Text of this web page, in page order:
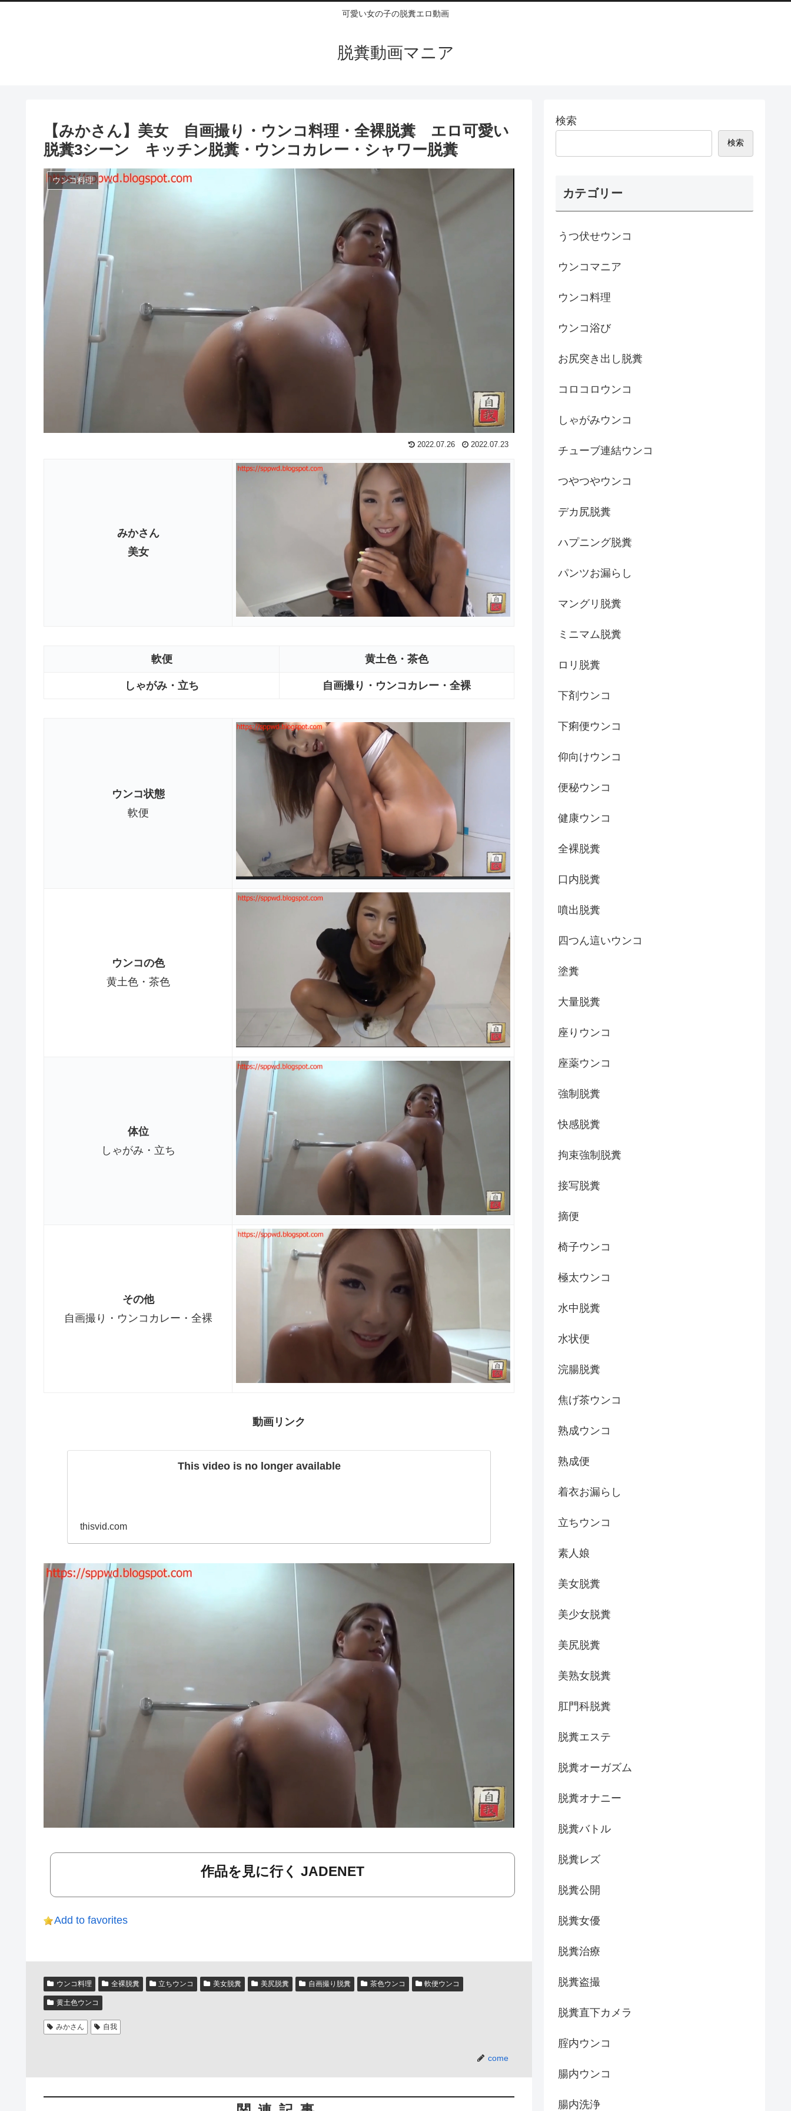
可愛い女の子の脱糞エロ動画
脱糞動画マニア
【みかさん】美女 自画撮り・ウンコ料理・全裸脱糞 エロ可愛い
脱糞3シーン キッチン脱糞・ウンコカレー・シャワー脱糞
ウンコ料理
2022.07.26 2022.07.23
みかさん
美女
軟便 黄土色・茶色
しゃがみ・立ち 自画撮り・ウンコカレー・全裸
ウンコ状態
軟便
ウンコの色
黄土色・茶色
体位
しゃがみ・立ち
その他
自画撮り・ウンコカレー・全裸
動画リンク
This video is no longer available
thisvid.com
作品を見に行く JADENET
Add to favorites
ウンコ料理 全裸脱糞 立ちウンコ 美女脱糞 美尻脱糞 自画撮り脱糞 茶色ウンコ 軟便ウンコ
黄土色ウンコ
みかさん 自我
come
検索
検索
カテゴリー
うつ伏せウンコ
ウンコマニア
ウンコ料理
ウンコ浴び
お尻突き出し脱糞
コロコロウンコ
しゃがみウンコ
チューブ連結ウンコ
つやつやウンコ
デカ尻脱糞
ハプニング脱糞
パンツお漏らし
マングリ脱糞
ミニマム脱糞
ロリ脱糞
下剤ウンコ
下痢便ウンコ
仰向けウンコ
便秘ウンコ
健康ウンコ
全裸脱糞
口内脱糞
噴出脱糞
四つん這いウンコ
塗糞
大量脱糞
座りウンコ
座薬ウンコ
強制脱糞
快感脱糞
拘束強制脱糞
接写脱糞
摘便
椅子ウンコ
極太ウンコ
水中脱糞
水状便
浣腸脱糞
焦げ茶ウンコ
熟成ウンコ
熟成便
着衣お漏らし
立ちウンコ
素人娘
美女脱糞
美少女脱糞
美尻脱糞
美熟女脱糞
肛門科脱糞
脱糞エステ
脱糞オーガズム
脱糞オナニー
脱糞バトル
脱糞レズ
脱糞公開
脱糞女優
脱糞治療
脱糞盗撮
脱糞直下カメラ
腟内ウンコ
腸内ウンコ
腸内洗浄